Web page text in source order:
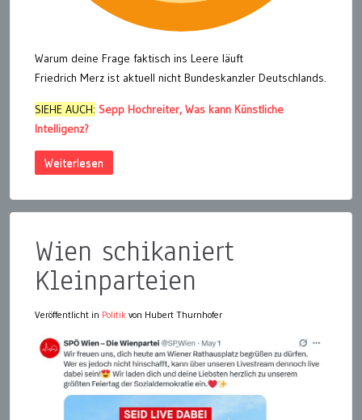
Warum deine Frage faktisch ins Leere läuft
Friedrich Merz ist aktuell nicht Bundeskanzler Deutschlands.
SIEHE AUCH: Sepp Hochreiter, Was kann Künstliche
Intelligenz?
Weiterlesen
Wien schikaniert
Kleinparteien
Veröffentlicht in Politik von Hubert Thurnhofer